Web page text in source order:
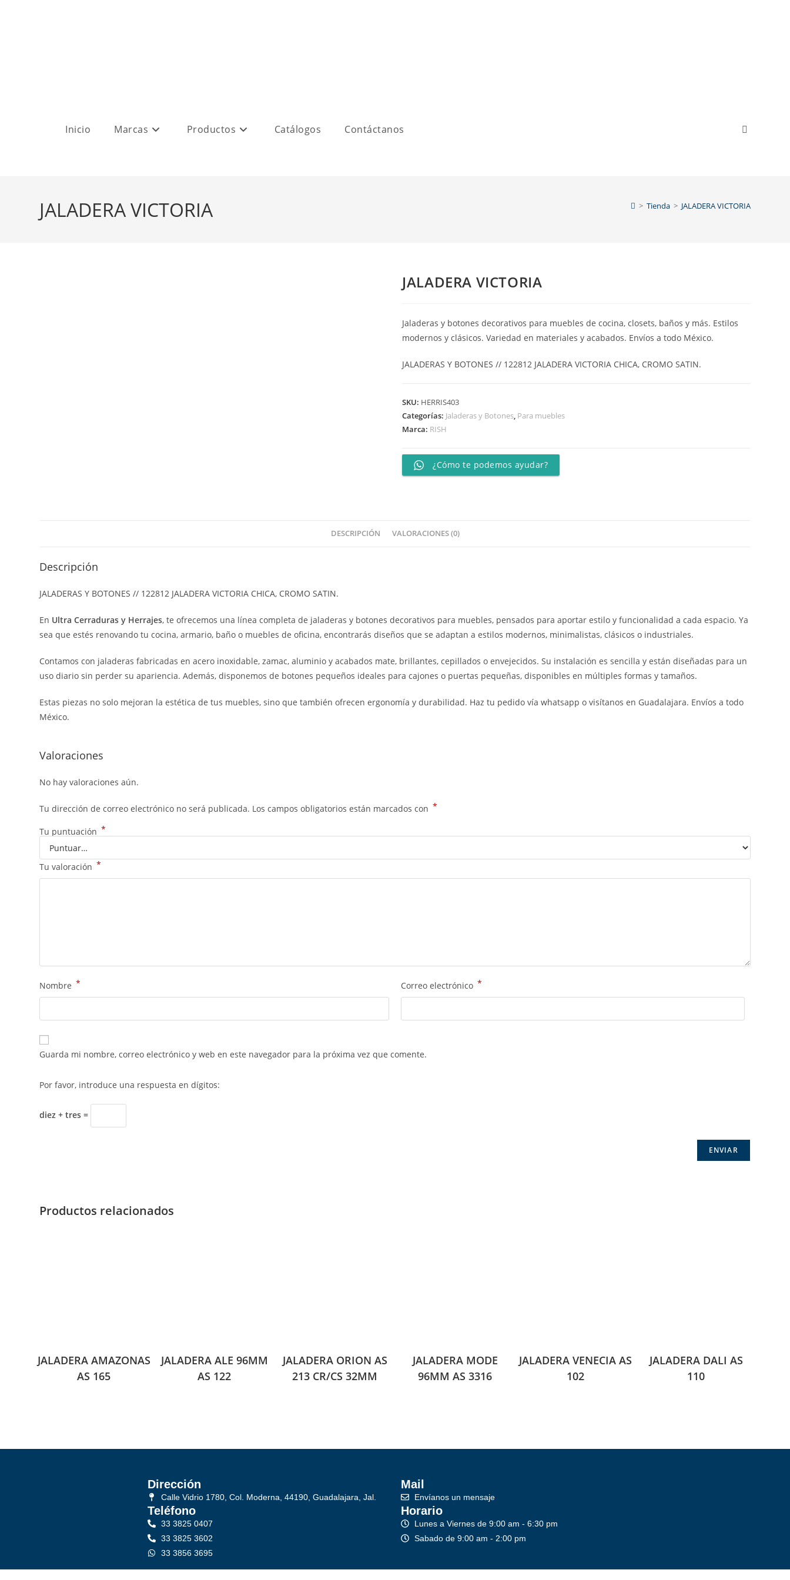
Inicio Marcas Productos Catálogos Contáctanos
JALADERA VICTORIA > Tienda > JALADERA VICTORIA
JALADERA VICTORIA
Jaladeras y botones decorativos para muebles de cocina, closets, baños y más. Estilos
modernos y clásicos. Variedad en materiales y acabados. Envíos a todo México.
JALADERAS Y BOTONES // 122812 JALADERA VICTORIA CHICA, CROMO SATIN.
SKU: HERRIS403
Categorías: Jaladeras y Botones, Para muebles
Marca: RISH
¿Cómo te podemos ayudar?
DESCRIPCIÓN VALORACIONES (0)
Descripción
JALADERAS Y BOTONES // 122812 JALADERA VICTORIA CHICA, CROMO SATIN.
En Ultra Cerraduras y Herrajes, te ofrecemos una línea completa de jaladeras y botones decorativos para muebles, pensados para aportar estilo y funcionalidad a cada espacio. Ya
sea que estés renovando tu cocina, armario, baño o muebles de oficina, encontrarás diseños que se adaptan a estilos modernos, minimalistas, clásicos o industriales.
Contamos con jaladeras fabricadas en acero inoxidable, zamac, aluminio y acabados mate, brillantes, cepillados o envejecidos. Su instalación es sencilla y están diseñadas para un
uso diario sin perder su apariencia. Además, disponemos de botones pequeños ideales para cajones o puertas pequeñas, disponibles en múltiples formas y tamaños.
Estas piezas no solo mejoran la estética de tus muebles, sino que también ofrecen ergonomía y durabilidad. Haz tu pedido vía whatsapp o visítanos en Guadalajara. Envíos a todo
México.
Valoraciones
No hay valoraciones aún.
Tu dirección de correo electrónico no será publicada. Los campos obligatorios están marcados con *
Tu puntuación *
Tu valoración *
Nombre * Correo electrónico *
Guarda mi nombre, correo electrónico y web en este navegador para la próxima vez que comente.
Por favor, introduce una respuesta en dígitos:
diez + tres =
Productos relacionados
JALADERA AMAZONAS
AS 165
JALADERA ALE 96MM
AS 122
JALADERA ORION AS
213 CR/CS 32MM
JALADERA MODE
96MM AS 3316
JALADERA VENECIA AS
102
JALADERA DALI AS
110
Dirección
Calle Vidrio 1780, Col. Moderna, 44190, Guadalajara, Jal.
Teléfono
33 3825 0407
33 3825 3602
33 3856 3695
Mail
Envíanos un mensaje
Horario
Lunes a Viernes de 9:00 am - 6:30 pm
Sabado de 9:00 am - 2:00 pm